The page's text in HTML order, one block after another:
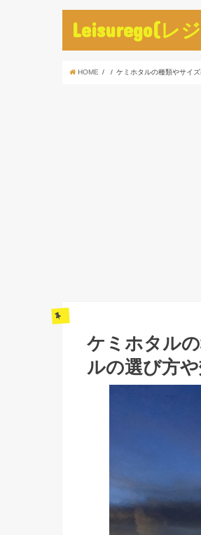
Leisurego(レ
HOME ケミホタルの種類やサイ
ケミホタル
ルの選び方